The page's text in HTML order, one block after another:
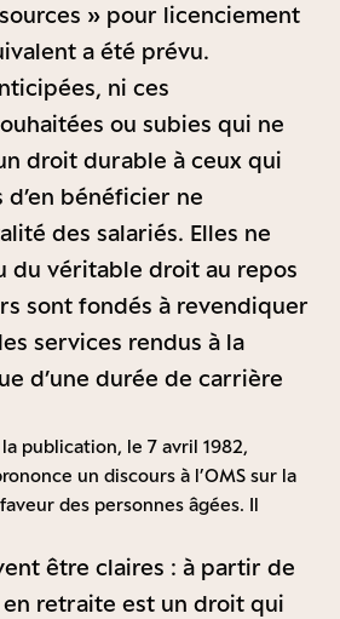
» pour licenciement
a été prévu.
ni ces
ou subies qui ne
droit durable à ceux qui
bénéficier ne
des salariés. Elles ne
du véritable droit au repos
sont fondés à revendiquer
services rendus à la
d’une durée de carrière
publication, le 7 avril 1982,
un discours à l’OMS sur la
des personnes âgées. Il
être claires : à partir de
retraite est un droit qui